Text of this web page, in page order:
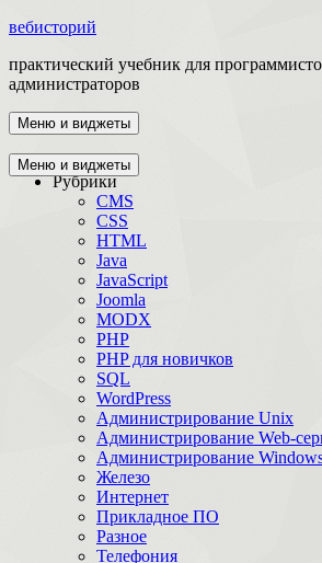
вебисторий
практический учебник для
администраторов
Меню и виджеты
Главная
Рубрики
CMS
CSS
HTML
Java
JavaScript
Joomla
MODX
PHP
PHP для новичков
SQL
WordPress
Администрирование Unix
Администрирование Web-
Администрирование
Железо
Интернет
Прикладное ПО
Разное
Телефония
Меню и виджеты